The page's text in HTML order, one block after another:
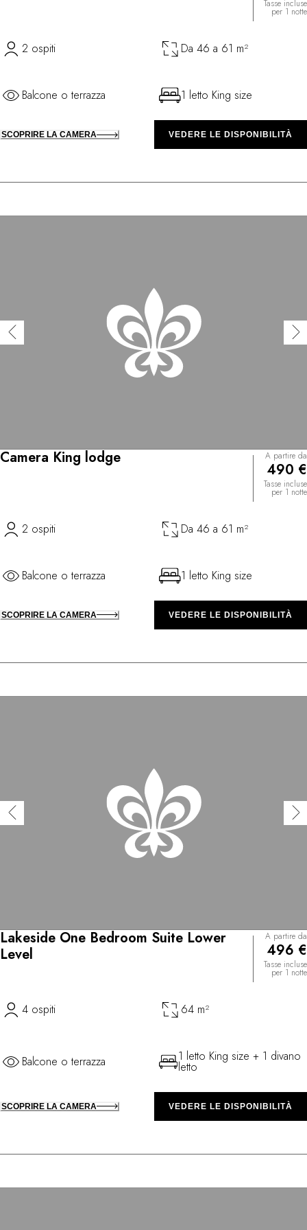
Tasse incluse
per 1 notte
2 ospiti Da 46 a 61 m²
Balcone o terrazza 1 letto King size
SCOPRIRE LA CAMERA VEDERE LE DISPONIBILITÀ
Camera King lodge A partire da
490 €
Tasse incluse
per 1 notte
2 ospiti Da 46 a 61 m²
Balcone o terrazza 1 letto King size
SCOPRIRE LA CAMERA VEDERE LE DISPONIBILITÀ
Lakeside One Bedroom Suite Lower
Level
A partire da
496 €
Tasse incluse
per 1 notte
4 ospiti 64 m²
Balcone o terrazza 1 letto King size + 1 divano
letto
SCOPRIRE LA CAMERA VEDERE LE DISPONIBILITÀ